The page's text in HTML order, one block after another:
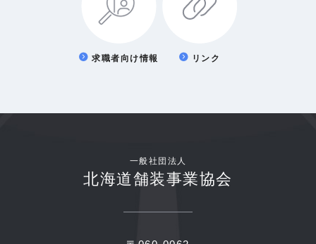
求職者向け情報 リンク
一般社団法人
北海道舗装事業協会